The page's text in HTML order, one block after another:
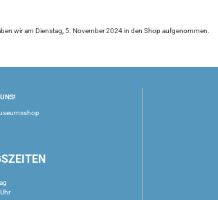
wir am Dienstag, 5. November 2024 in den Shop aufgenommen.